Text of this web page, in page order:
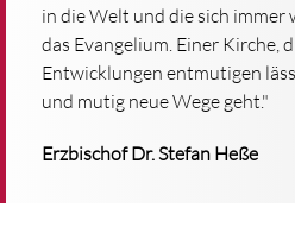
in die Welt und die sich immer
das Evangelium. Einer Kirche,
Entwicklungen entmutigen
und mutig neue Wege geht."
Erzbischof Dr. Stefan Heße